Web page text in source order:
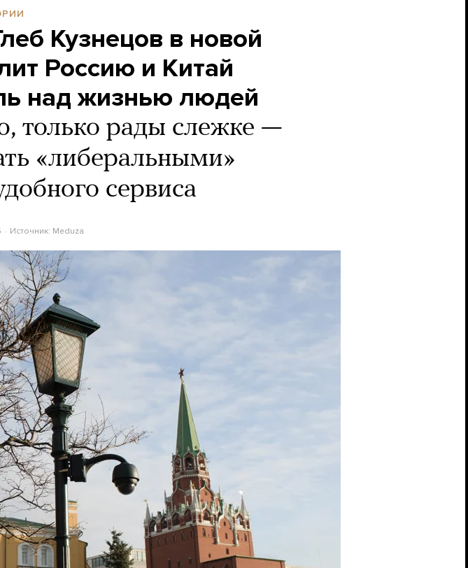
Кузнецов в новой
Россию и Китай
над жизнью людей
только рады слежке —
«либеральными»
сервиса
Источник: Meduza